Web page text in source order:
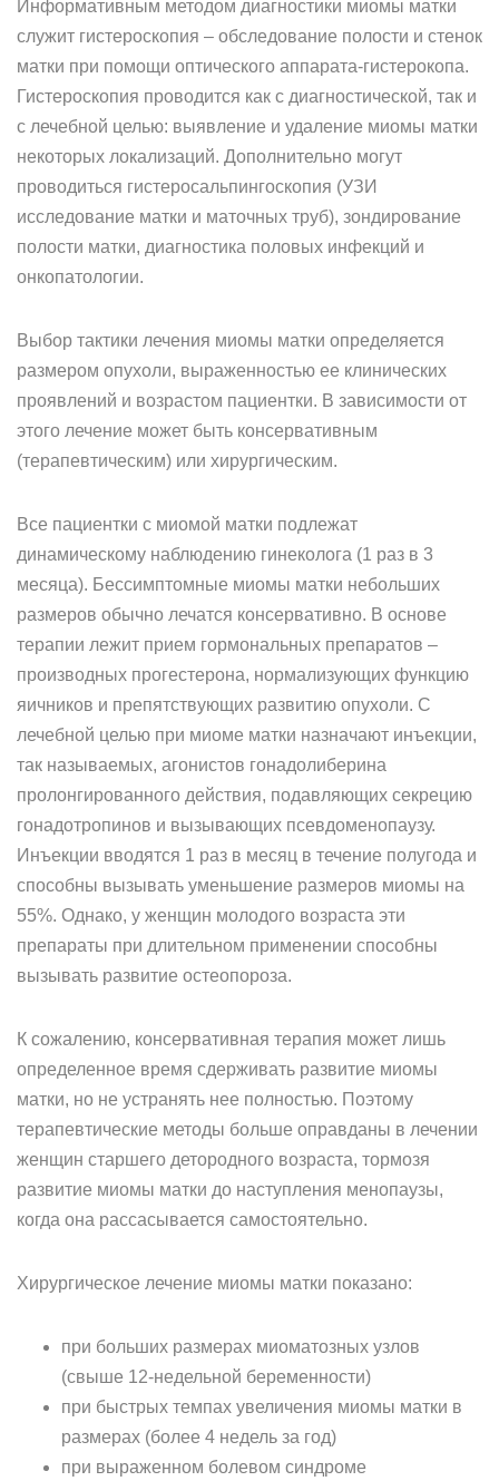
Информативным методом диагностики миомы матки
служит гистероскопия – обследование полости и стенок
матки при помощи оптического аппарата-гистерокопа.
Гистероскопия проводится как с диагностической, так и
с лечебной целью: выявление и удаление миомы матки
некоторых локализаций. Дополнительно могут
проводиться гистеросальпингоскопия (УЗИ
исследование матки и маточных труб), зондирование
полости матки, диагностика половых инфекций и
онкопатологии.
Выбор тактики лечения миомы матки определяется
размером опухоли, выраженностью ее клинических
проявлений и возрастом пациентки. В зависимости от
этого лечение может быть консервативным
(терапевтическим) или хирургическим.
Все пациентки с миомой матки подлежат
динамическому наблюдению гинеколога (1 раз в 3
месяца). Бессимптомные миомы матки небольших
размеров обычно лечатся консервативно. В основе
терапии лежит прием гормональных препаратов –
производных прогестерона, нормализующих функцию
яичников и препятствующих развитию опухоли. С
лечебной целью при миоме матки назначают инъекции,
так называемых, агонистов гонадолиберина
пролонгированного действия, подавляющих секрецию
гонадотропинов и вызывающих псевдоменопаузу.
Инъекции вводятся 1 раз в месяц в течение полугода и
способны вызывать уменьшение размеров миомы на
55%. Однако, у женщин молодого возраста эти
препараты при длительном применении способны
вызывать развитие остеопороза.
К сожалению, консервативная терапия может лишь
определенное время сдерживать развитие миомы
матки, но не устранять нее полностью. Поэтому
терапевтические методы больше оправданы в лечении
женщин старшего детородного возраста, тормозя
развитие миомы матки до наступления менопаузы,
когда она рассасывается самостоятельно.
Хирургическое лечение миомы матки показано:
при больших размерах миоматозных узлов
(свыше 12-недельной беременности)
при быстрых темпах увеличения миомы матки в
размерах (более 4 недель за год)
при выраженном болевом синдроме